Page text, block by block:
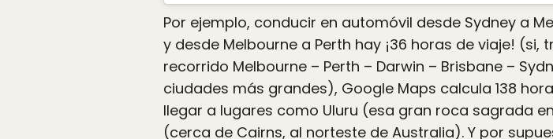
Por ejemplo, conducir en automóvil desde Sydney a
y desde Melbourne a Perth hay ¡36 horas de viaje!
recorrido Melbourne – Perth – Darwin – Brisbane –
ciudades más grandes), Google Maps calcula 138
llegar a lugares como Uluru (esa gran roca sagrada
(cerca de Cairns, al norteste de Australia). Y por